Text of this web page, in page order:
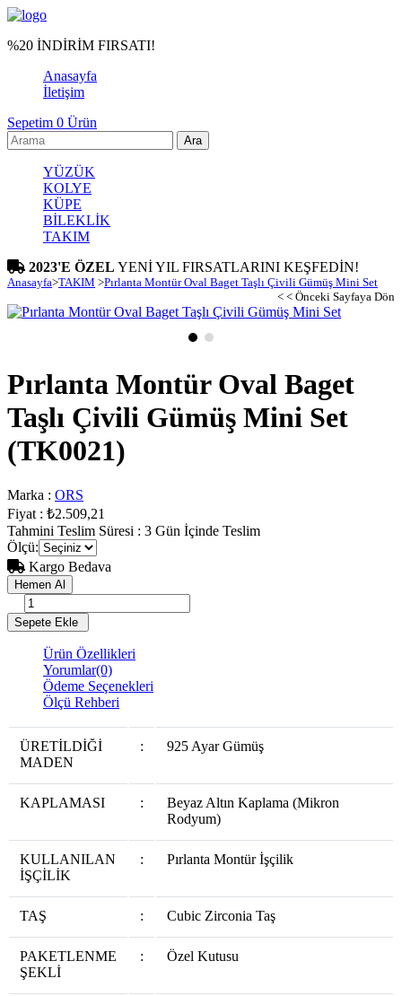
%20 İNDİRİM FIRSATI!
Anasayfa
İletişim
Sepetim 0 Ürün
YÜZÜK
KOLYE
KÜPE
BİLEKLİK
TAKIM
2023'E ÖZEL YENİ YIL FIRSATLARINI KEŞFEDİN!
Anasayfa>TAKIM >Pırlanta Montür Oval Baget Taşlı Çivili Gümüş Mini Set
< < Önceki Sayfaya Dön
Pırlanta Montür Oval Baget
Taşlı Çivili Gümüş Mini Set
(TK0021)
Marka : ORS
Fiyat : ₺2.509,21
Tahmini Teslim Süresi : 3 Gün İçinde Teslim
Ölçü:
Kargo Bedava
Ürün Özellikleri
Yorumlar(0)
Ödeme Seçenekleri
Ölçü Rehberi
ÜRETİLDİĞİ
MADEN
: 925 Ayar Gümüş
KAPLAMASI :
Beyaz Altın Kaplama (Mikron
Rodyum)
KULLANILAN
İŞÇİLİK
: Pırlanta Montür İşçilik
TAŞ : Cubic Zirconia Taş
PAKETLENME
ŞEKLİ
: Özel Kutusu